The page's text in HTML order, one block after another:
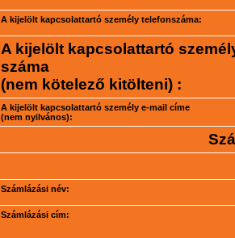
A kijelölt kapcsolattartó személy telefonszáma:
A kijelölt kapcsolattartó
száma
(nem kötelező kitölteni) :
A kijelölt kapcsolattartó személy e-mail címe
(nem nyilvános):
Számlázási név:
Számlázási cím: